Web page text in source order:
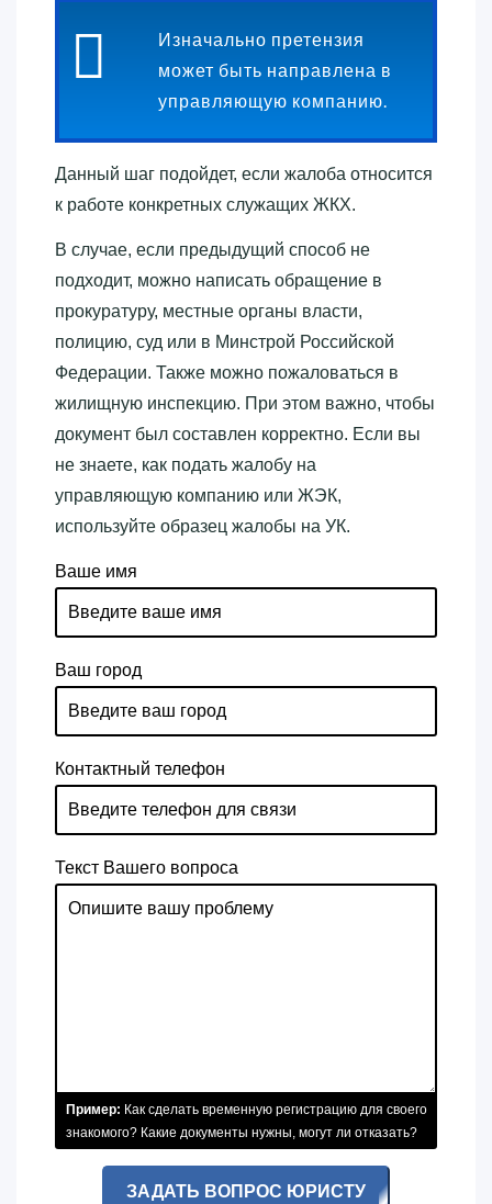
Изначально претензия
может быть направлена в
управляющую компанию.
Данный шаг подойдет, если жалоба относится
к работе конкретных служащих ЖКХ.
В случае, если предыдущий способ не
подходит, можно написать обращение в
прокуратуру, местные органы власти,
полицию, суд или в Минстрой Российской
Федерации. Также можно пожаловаться в
жилищную инспекцию. При этом важно, чтобы
документ был составлен корректно. Если вы
не знаете, как подать жалобу на
управляющую компанию или ЖЭК,
используйте образец жалобы на УК.
Ваше имя
Ваш город
Контактный телефон
Текст Вашего вопроса
Пример: Как сделать временную регистрацию для своего
знакомого? Какие документы нужны, могут ли отказать?
ЗАДАТЬ ВОПРОС ЮРИСТУ